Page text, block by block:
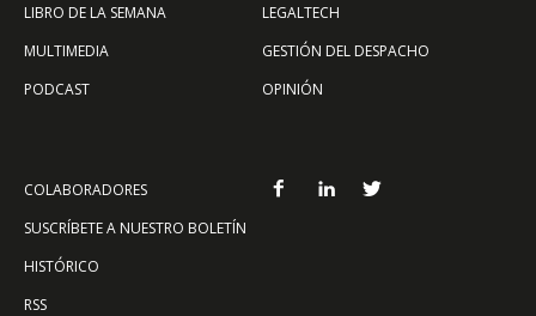
LIBRO DE LA SEMANA
MULTIMEDIA
PODCAST
LEGALTECH
GESTIÓN DEL DESPACHO
OPINIÓN
COLABORADORES
SUSCRÍBETE A NUESTRO BOLETÍN
HISTÓRICO
RSS